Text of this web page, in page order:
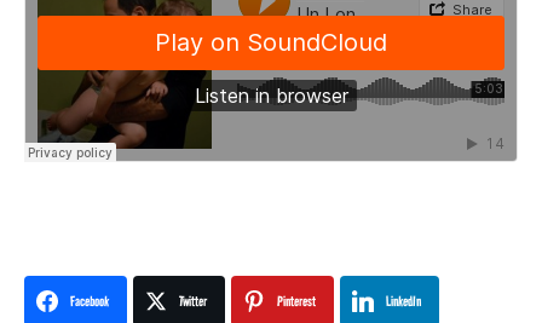
Facebook Twitter Pinterest LinkedIn